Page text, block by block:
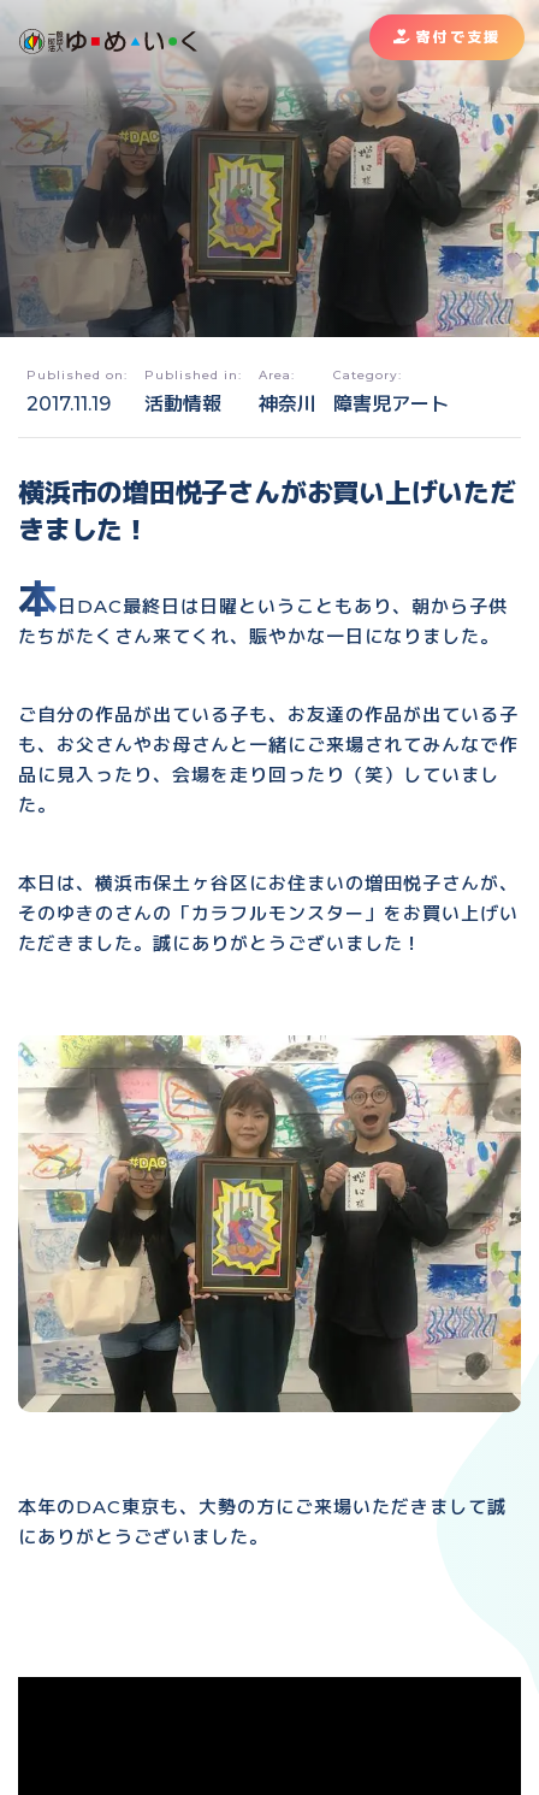
寄付で支援
Published on:
2017.11.19
Published in:
活動情報
Area:
神奈川
Category:
障害児アート
横浜市の増田悦子さんがお買い上げいただ
きました！
本日DAC最終日は日曜ということもあり、朝から子供
たちがたくさん来てくれ、賑やかな一日になりました。
ご自分の作品が出ている子も、お友達の作品が出ている子
も、お父さんやお母さんと一緒にご来場されてみんなで作
品に見入ったり、会場を走り回ったり（笑）していまし
た。
本日は、横浜市保土ヶ谷区にお住まいの増田悦子さんが、
そのゆきのさんの「カラフルモンスター」をお買い上げい
ただきました。誠にありがとうございました！
本年のDAC東京も、大勢の方にご来場いただきまして誠
にありがとうございました。